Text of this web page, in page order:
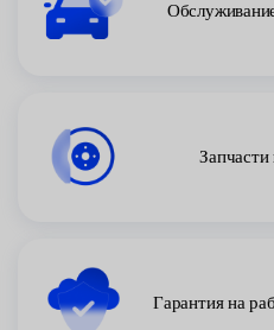
Запчасти
Гарантия на